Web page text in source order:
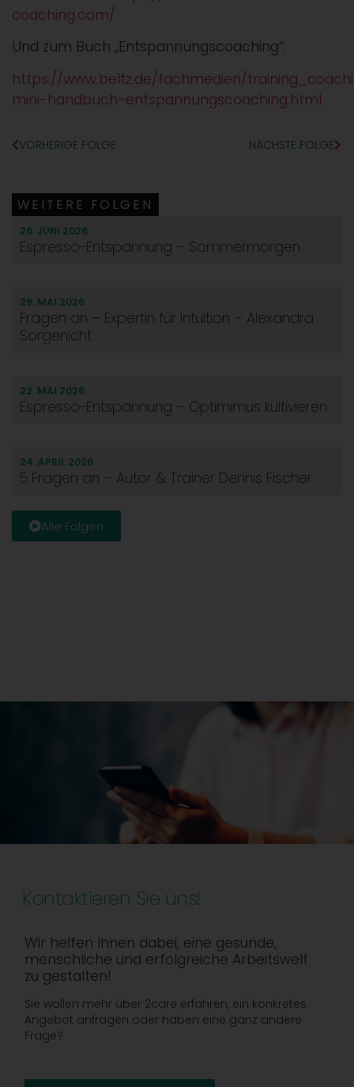
coaching.com/
Und zum Buch „Entspannungscoaching“:
https://www.beltz.de/fachmedien/
mini-handbuch-entspannungscoaching.html
VORHERIGE FOLGE NÄCHSTE FOLGE
WEITERE FOLGEN
26. JUNI 2026
Espresso-Entspannung – Sommermorgen
29. MAI 2026
Fragen an – Expertin für Intuition – Alexandra
Sorgenicht
22. MAI 2026
Espresso-Entspannung – Optimimus kultivieren
24. APRIL 2026
5 Fragen an – Autor & Trainer Dennis Fischer
Alle Folgen
Kontaktieren Sie uns!
Wir helfen Ihnen dabei, eine gesunde,
menschliche und erfolgreiche Arbeitswelt
zu gestalten!
Sie wollen mehr über 2care erfahren, ein konkretes
Angebot anfragen oder haben eine ganz andere
Frage?